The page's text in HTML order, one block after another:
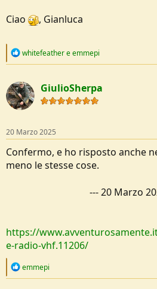
Ciao
, Gianluca
R
c
t
i
o
s
:
whitefeathereemmepi
GiulioSherpa
20 Marzo 2025
Confermo, e ho risposto anche
meno le stesse cose.
---20 Marzo
https://
e-radio-vhf.11206/
R
emmepi